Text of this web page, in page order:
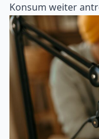
Konsum weiter